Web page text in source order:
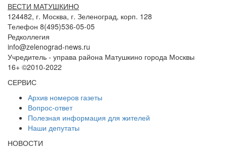
ВЕСТИ МАТУШКИНО
124482, г. Москва, г. Зеленоград, корп. 128
Телефон 8(495)536-05-05
Редколлегия
info@zelenograd-news.ru
Учредитель - управа района Матушкино города Москвы
16+ ©2010-2022
СЕРВИС
Архив номеров газеты
Вопрос-ответ
Полезная информация для жителей
Наши депутаты
НОВОСТИ